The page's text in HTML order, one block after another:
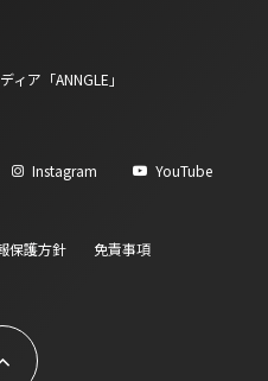
Instagram YouTube
保護方針 免責事項